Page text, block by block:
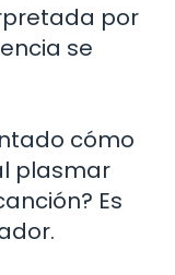
por
se
cómo
plasmar
Es